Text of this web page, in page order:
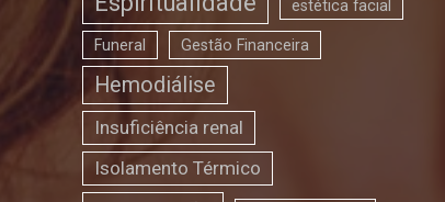
estética facial
Funeral Gestão Financeira
Hemodiálise
Insuficiência renal
Isolamento Térmico